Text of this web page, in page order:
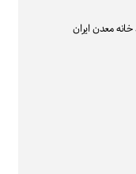
معدن ایران